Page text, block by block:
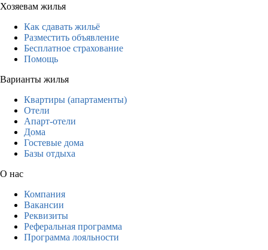
Хозяевам жилья
Как сдавать жильё
Разместить объявление
Бесплатное страхование
Помощь
Варианты жилья
Квартиры (апартаменты)
Отели
Апарт-отели
Дома
Гостевые дома
Базы отдыха
О нас
Компания
Вакансии
Реквизиты
Реферальная программа
Программа лояльности